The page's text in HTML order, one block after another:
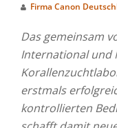
Firma Canon
Das gemeinsam
International und
erstmals
kontrollierten